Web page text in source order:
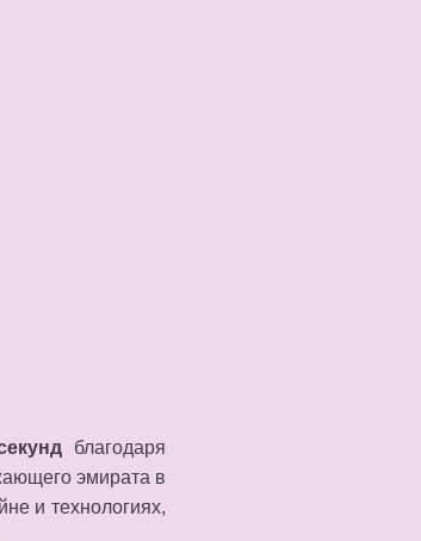
благодаря
эмирата в
и технологиях,